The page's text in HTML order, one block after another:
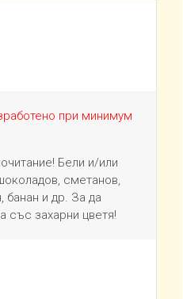
при минимум
Бели и/или
сметанов,
банан и др. За да
със захарни цветя!